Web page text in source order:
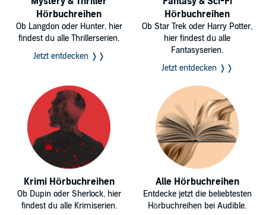
Hörbuchreihen
Ob Langdon oder Hunter, hier
findest du alle Thrillerserien.
Jetzt entdecken ❭❭
Hörbuchreihen
Ob Star Trek oder Harry Potter,
hier findest du alle
Fantasyserien.
Jetzt entdecken ❭❭
Krimi Hörbuchreihen
Ob Dupin oder Sherlock, hier
findest du alle Krimiserien.
Alle Hörbuchreihen
Entdecke jetzt die beliebtesten
Hörbuchreihen bei Audible.